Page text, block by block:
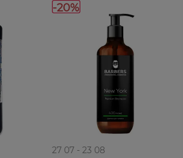
-20%
27 07 - 23 08